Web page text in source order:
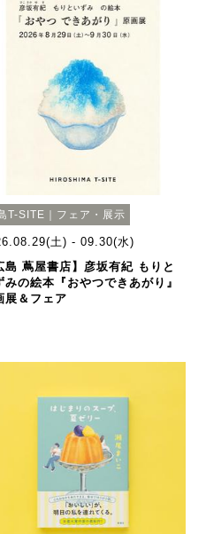
T-SITE｜フェア・展示
土) - 09.30(水)
島 蔦屋書店】彦坂有紀 もりと
みの絵本『おやつできあがり』
展＆フェア